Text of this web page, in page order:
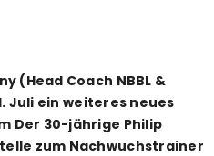
(Head Coach NBBL &
Juli ein weiteres neues
Der 30-jährige Philip
zum Nachwuchstrainer